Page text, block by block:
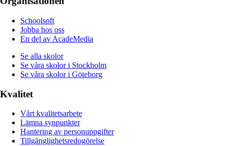
Schoolsoft
Jobba hos oss
En del av AcadeMedia
Se alla skolor
Se våra skolor i Stockholm
Se våra skolor i Göteborg
Kvalitet
Vårt kvalitetsarbete
Lämna synpunkter
Hantering av personuppgifter
Tillgänglighetsredogörelse